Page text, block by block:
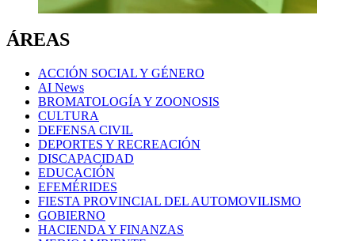
ÁREAS
ACCIÓN SOCIAL Y GÉNERO
AI News
BROMATOLOGÍA Y ZOONOSIS
CULTURA
DEFENSA CIVIL
DEPORTES Y RECREACIÓN
DISCAPACIDAD
EDUCACIÓN
EFEMÉRIDES
FIESTA PROVINCIAL DEL AUTOMOVILISMO
GOBIERNO
HACIENDA Y FINANZAS